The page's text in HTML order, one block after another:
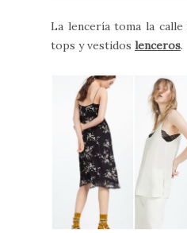
La lencería toma la
tops y vestidos lenceros.